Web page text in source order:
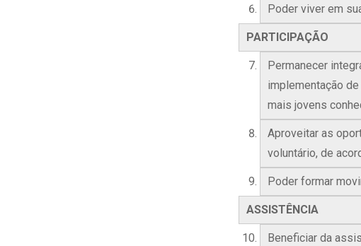
Poder viver em
PARTICIPAÇÃO
Permanecer
implementação
mais jovens
Aproveitar as
voluntário, de
Poder formar
ASSISTÊNCIA
Beneficiar da